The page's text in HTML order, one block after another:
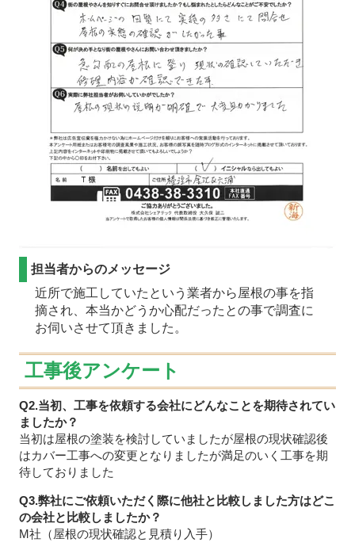
担当者からのメッセージ
近所で施工していたという業者から屋根の事を指
摘され、本当かどうか心配だったとの事で調査に
お伺いさせて頂きました。
工事後アンケート
Q2.当初、工事を依頼する会社にどんなことを期待されてい
ましたか？
当初は屋根の塗装を検討していましたが屋根の現状確認後
はカバー工事への変更となりましたが満足のいく工事を期
待しておりました
Q3.弊社にご依頼いただく際に他社と比較しました方はどこ
の会社と比較しましたか？
M社（屋根の現状確認と見積り入手）